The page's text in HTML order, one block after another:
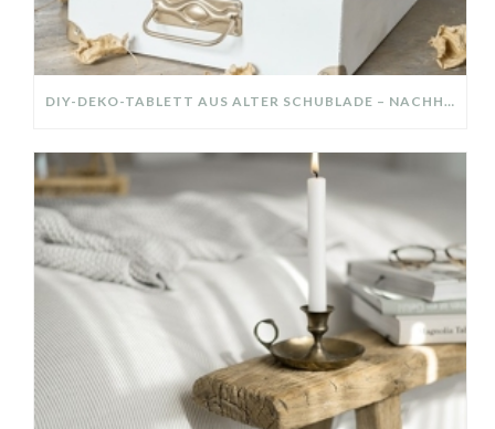
DIY-DEKO-TABLETT AUS ALTER SCHUBLADE – NACHHALTIGE HERBSTDEKO SELBER MACHEN!